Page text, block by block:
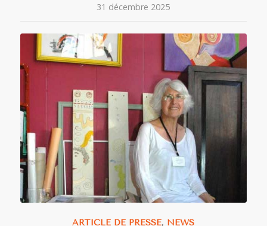
31 décembre 2025
ARTICLE DE PRESSE, NEWS